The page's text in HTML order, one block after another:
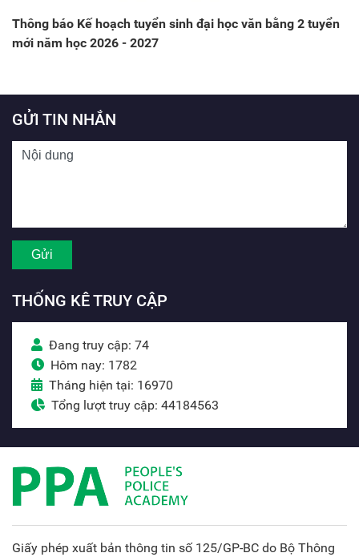
Thông báo Kế hoạch tuyển sinh đại học văn bằng 2 tuyển
mới năm học 2026 - 2027
GỬI TIN NHẮN
THỐNG KÊ TRUY CẬP
Đang truy cập: 74
Hôm nay: 1782
Tháng hiện tại: 16970
Tổng lượt truy cập: 44184563
Giấy phép xuất bản thông tin số 125/GP-BC do Bộ Thông